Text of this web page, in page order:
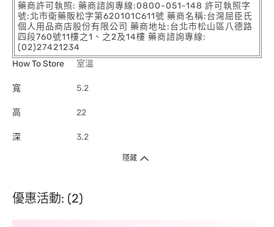
藥商許可執照: 藥商諮詢專線:0800-051-148 許可執照字
號:北市衛藥販松字第620101C611號 藥商名稱:台灣屈臣氏
個人用品商店股份有限公司 藥商地址:台北市松山區八德路
四段760號11樓之1、之2及14樓 藥商諮詢專線:
(02)27421234
How To Store
室溫
寬 5.2
高 22
深 3.2
隱藏
優惠活動: (2)